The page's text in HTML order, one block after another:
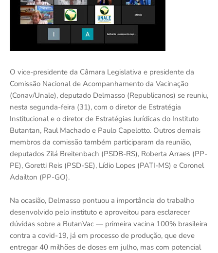
O vice-presidente da Câmara Legislativa e presidente da
Comissão Nacional de Acompanhamento da Vacinação
(Conav/Unale), deputado Delmasso (Republicanos) se reuniu,
nesta segunda-feira (31), com o diretor de Estratégia
Institucional e o diretor de Estratégias Jurídicas do Instituto
Butantan, Raul Machado e Paulo Capelotto. Outros demais
membros da comissão também participaram da reunião,
deputados Zilá Breitenbach (PSDB-RS), Roberta Arraes (PP-
PE), Goretti Reis (PSD-SE), Lídio Lopes (PATI-MS) e Coronel
Adailton (PP-GO).
Na ocasião, Delmasso pontuou a importância do trabalho
desenvolvido pelo instituto e aproveitou para esclarecer
dúvidas sobre a ButanVac — primeira vacina 100% brasileira
contra a covid-19, já em processo de produção, que deve
entregar 40 milhões de doses em julho, mas com potencial